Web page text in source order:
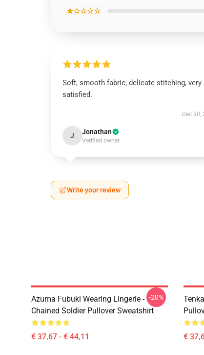
★☆☆☆☆
Soft, smooth fabric, delicate stitching, very
satisfied.
Dec 30,
J Jonathan
Verified owner
Write your review
Azuma Fubuki Wearing Lingerie -
Chained Soldier Pullover Sweatshirt
€ 37,67 - € 44,11
-20%
€